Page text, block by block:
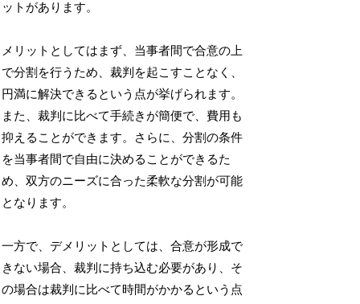
ットがあります。
メリットとしてはまず、当事者間で合意の上
で分割を行うため、裁判を起こすことなく、
円満に解決できるという点が挙げられます。
また、裁判に比べて手続きが簡便で、費用も
抑えることができます。さらに、分割の条件
を当事者間で自由に決めることができるた
め、双方のニーズに合った柔軟な分割が可能
となります。
一方で、デメリットとしては、合意が形成で
きない場合、裁判に持ち込む必要があり、そ
の場合は裁判に比べて時間がかかるという点